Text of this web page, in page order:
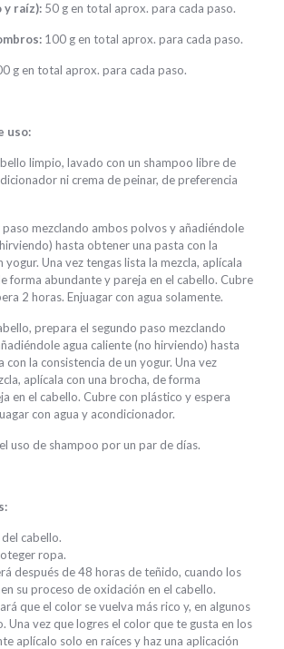
y raíz): 50 g en total aprox. para cada paso.
100 g en total aprox. para cada paso.
g en total aprox. para cada paso.
uso:
limpio, lavado con un shampoo libre de
ni crema de peinar, de preferencia
mezclando ambos polvos y añadiéndole
hasta obtener una pasta con la
yogur. Una vez tengas lista la mezcla, aplícala
forma abundante y pareja en el cabello. Cubre
2 horas. Enjuagar con agua solamente.
prepara el segundo paso mezclando
agua caliente (no hirviendo) hasta
con la consistencia de un yogur. Una vez
aplícala con una brocha, de forma
en el cabello. Cubre con plástico y espera
con agua y acondicionador.
uso de shampoo por un par de días.
cabello.
ropa.
después de 48 horas de teñido, cuando los
su proceso de oxidación en el cabello.
que el color se vuelva más rico y, en algunos
Una vez que logres el color que te gusta en los
aplícalo solo en raíces y haz una aplicación